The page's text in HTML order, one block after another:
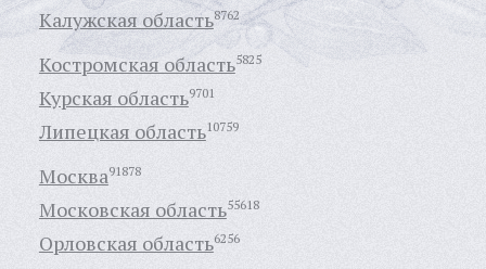
Калужская область8762
Костромская область5825
Курская область9701
Липецкая область10759
Москва91878
Московская область55618
Орловская область6256